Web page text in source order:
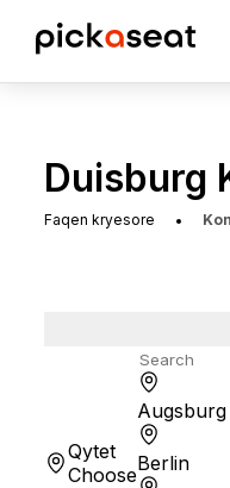
Duisburg
Faqen kryesore
Qytet
Choose
Augsburg
Berlin